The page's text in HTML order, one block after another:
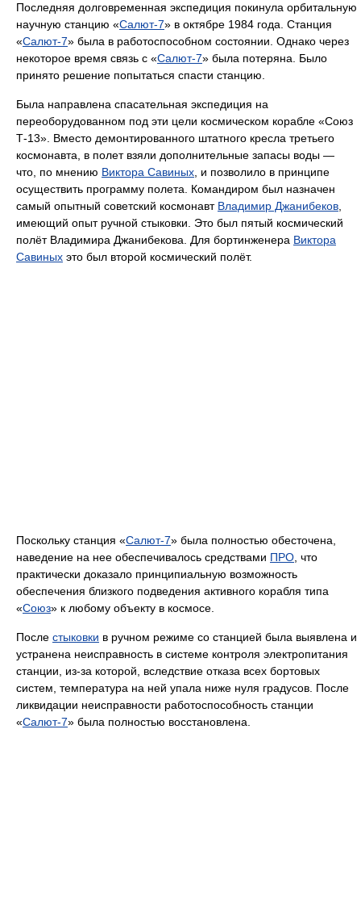
Последняя долговременная экспедиция покинула орбитальную
научную станцию «Салют-7» в октябре 1984 года. Станция
«Салют-7» была в работоспособном состоянии. Однако через
некоторое время связь с «Салют-7» была потеряна. Было
принято решение попытаться спасти станцию.
Была направлена спасательная экспедиция на
переоборудованном под эти цели космическом корабле «Союз
Т-13». Вместо демонтированного штатного кресла третьего
космонавта, в полет взяли дополнительные запасы воды —
что, по мнению Виктора Савиных , и позволило в принципе
осуществить программу полета. Командиром был назначен
самый опытный советский космонавт Владимир Джанибеков
имеющий опыт ручной стыковки. Это был пятый космический
полёт Владимира Джанибекова. Для бортинженера Виктора
Савиных это был второй космический полёт.
Поскольку станция «Салют-7» была полностью обесточена,
наведение на нее обеспечивалось средствами ПРО , что
практически доказало принципиальную возможность
обеспечения близкого подведения активного корабля типа
«Союз» к любому объекту в космосе.
После стыковки в ручном режиме со станцией была выявлена и
устранена неисправность в системе контроля электропитания
станции, из-за которой, вследствие отказа всех бортовых
систем, температура на ней упала ниже нуля градусов. После
ликвидации неисправности работоспособность станции
«Салют-7» была полностью восстановлена.